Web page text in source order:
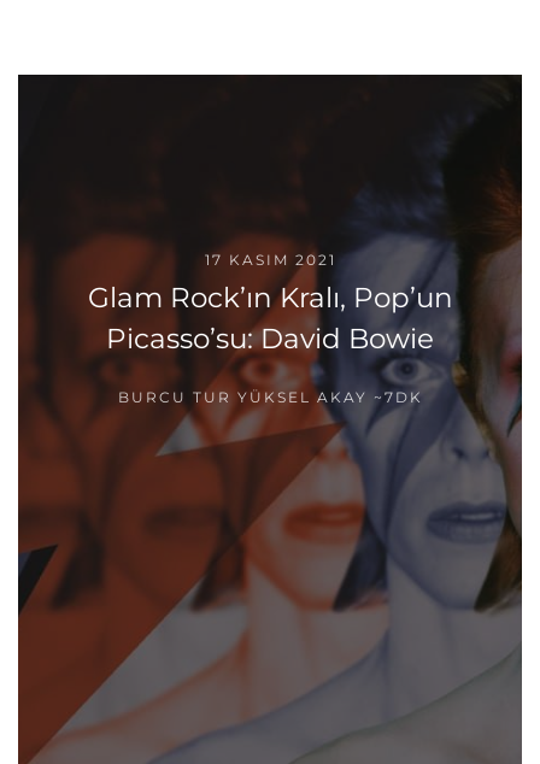
17 KASIM 2021
Glam Rock’ın Kralı, Pop’un
Picasso’su: David Bowie
BURCU TUR YÜKSEL AKAY ~7DK